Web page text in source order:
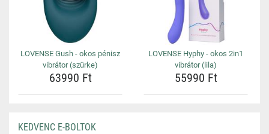
LOVENSE Gush - okos pénisz
vibrátor (szürke)
63990 Ft
LOVENSE Hyphy - okos 2in1
vibrátor (lila)
55990 Ft
KEDVENC E-BOLTOK